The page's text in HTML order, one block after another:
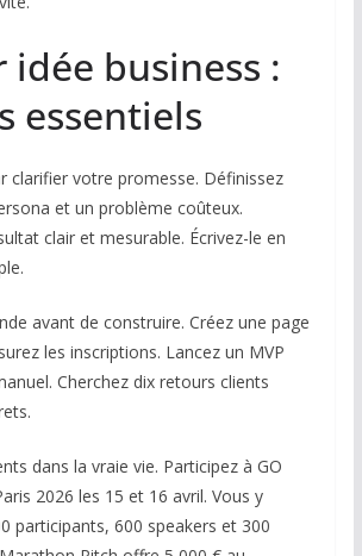
idée business :
essentiels
clarifier votre promesse. Définissez
et un problème coûteux.
clair et mesurable. Écrivez-le en
avant de construire. Créez une page
les inscriptions. Lancez un MVP
Cherchez dix retours clients
dans la vraie vie. Participez à GO
2026 les 15 et 16 avril. Vous y
participants, 600 speakers et 300